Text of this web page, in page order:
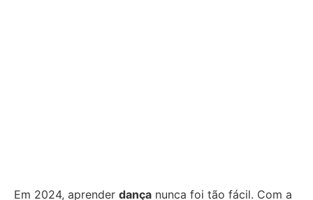
Em 2024, aprender dança nunca foi tão fácil. Com a